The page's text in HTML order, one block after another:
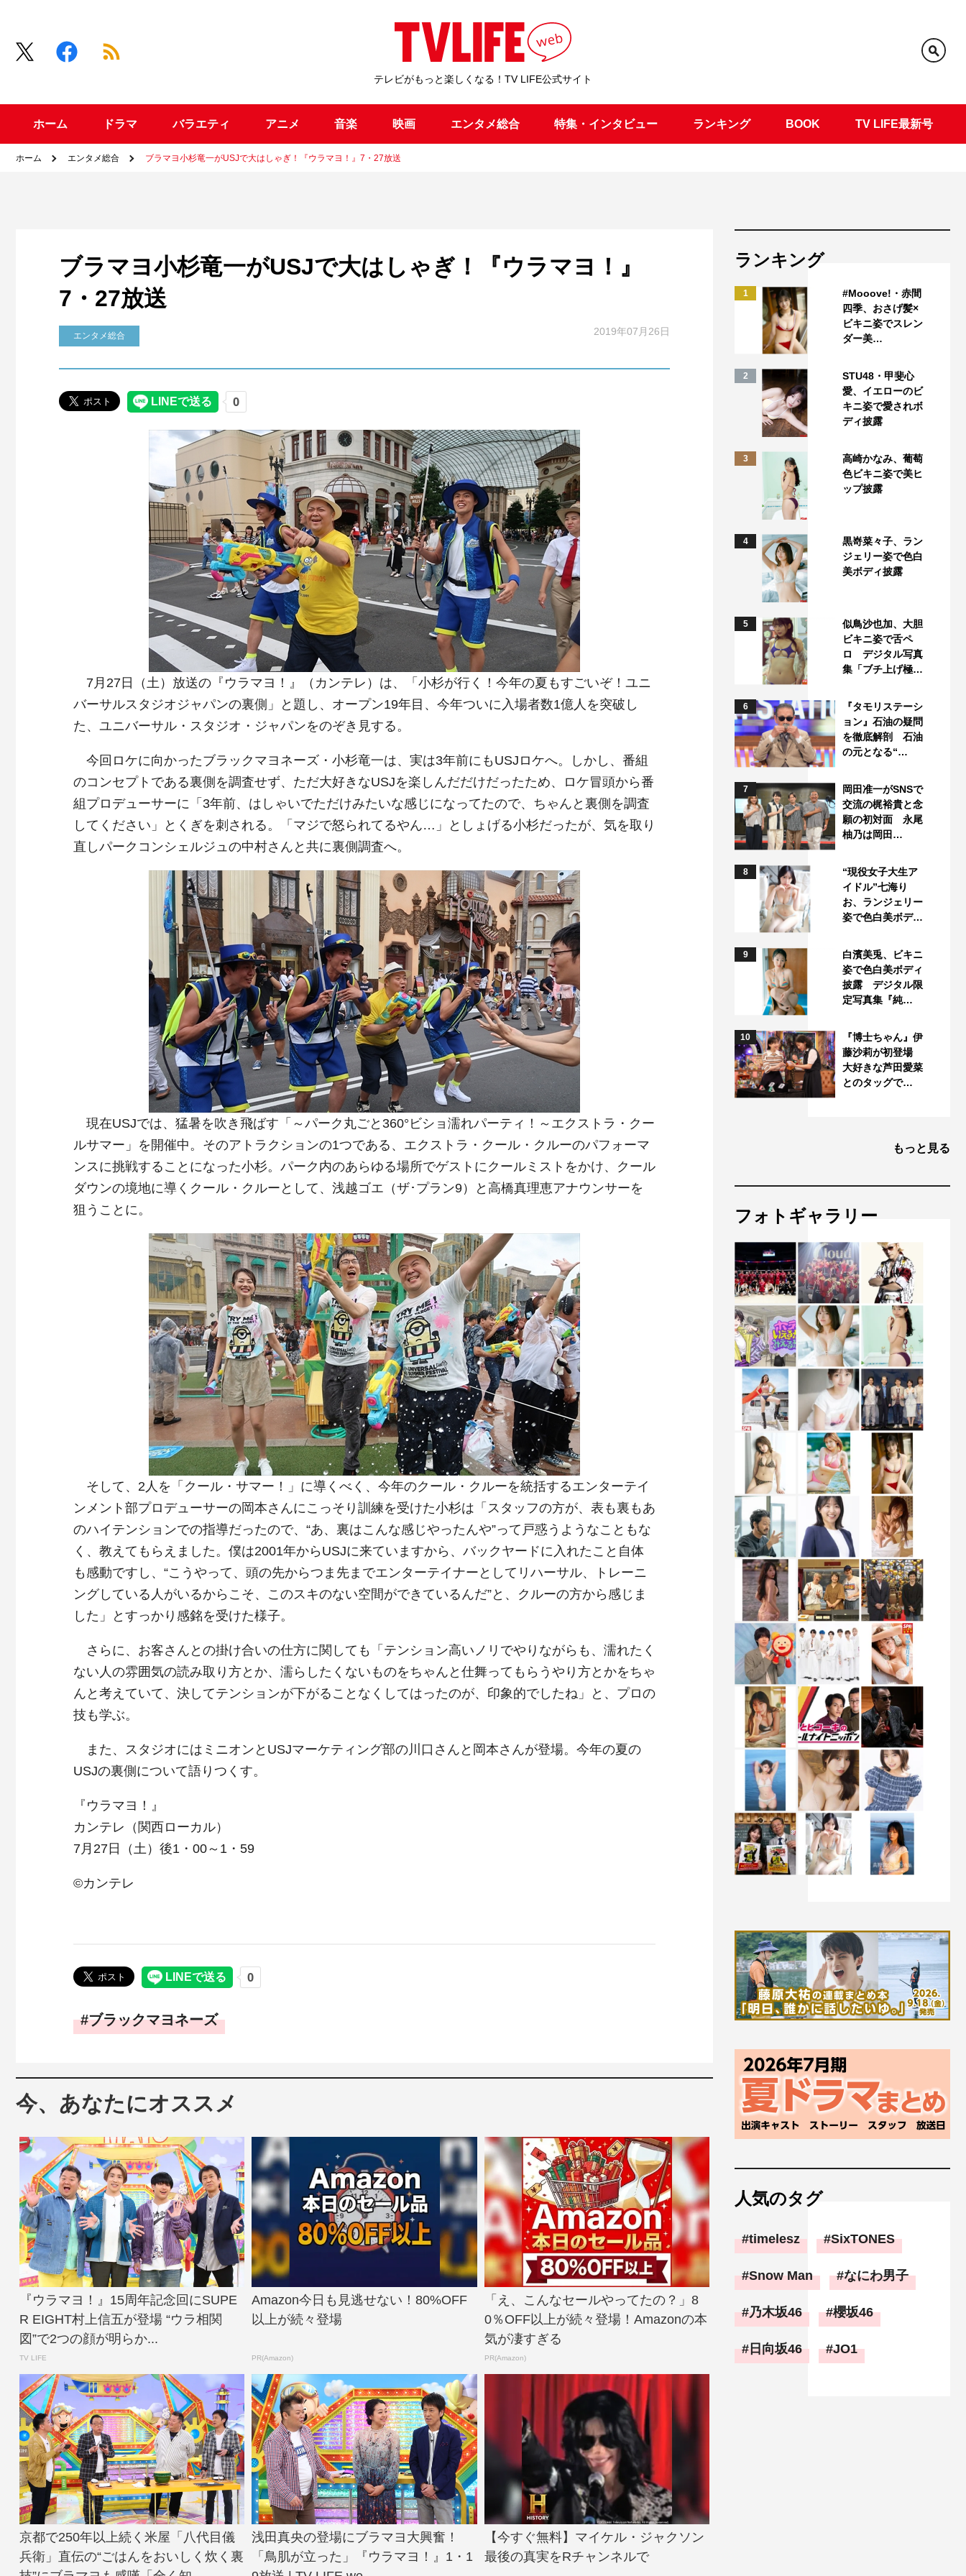
テレビがもっと楽しくなる！TV LIFE公式サイト
ホーム ドラマ バラエティ アニメ 音楽 映画 エンタメ総合 特集・インタビュー ランキング BOOK TV LIFE最新号
ホーム エンタメ総合 ブラマヨ小杉竜一がUSJで大はしゃぎ！『ウラマヨ！』7・27放送
ブラマヨ小杉竜一がUSJで大はしゃぎ！『ウラマヨ！』
7・27放送
エンタメ総合 2019年07月26日
7月27日（土）放送の『ウラマヨ！』（カンテレ）は、「小杉が行く！今年の夏もすごいぞ！ユニ
バーサルスタジオジャパンの裏側」と題し、オープン19年目、今年ついに入場者数1億人を突破し
た、ユニバーサル・スタジオ・ジャパンをのぞき見する。
今回ロケに向かったブラックマヨネーズ・小杉竜一は、実は3年前にもUSJロケへ。しかし、番組
のコンセプトである裏側を調査せず、ただ大好きなUSJを楽しんだだけだったため、ロケ冒頭から番
組プロデューサーに「3年前、はしゃいでただけみたいな感じになってたので、ちゃんと裏側を調査
してください」とくぎを刺される。「マジで怒られてるやん…」としょげる小杉だったが、気を取り
直しパークコンシェルジュの中村さんと共に裏側調査へ。
現在USJでは、猛暑を吹き飛ばす「～パーク丸ごと360°ビショ濡れパーティ！～エクストラ・クー
ルサマー」を開催中。そのアトラクションの1つである、エクストラ・クール・クルーのパフォーマ
ンスに挑戦することになった小杉。パーク内のあらゆる場所でゲストにクールミストをかけ、クール
ダウンの境地に導くクール・クルーとして、浅越ゴエ（ザ･プラン9）と高橋真理恵アナウンサーを
狙うことに。
そして、2人を「クール・サマー！」に導くべく、今年のクール・クルーを統括するエンターテイ
ンメント部プロデューサーの岡本さんにこっそり訓練を受けた小杉は「スタッフの方が、表も裏もあ
のハイテンションでの指導だったので、“あ、裏はこんな感じやったんや”って戸惑うようなこともな
く、教えてもらえました。僕は2001年からUSJに来ていますから、バックヤードに入れたこと自体
も感動ですし、“こうやって、頭の先からつま先までエンターテイナーとしてリハーサル、トレーニ
ングしている人がいるからこそ、このスキのない空間ができているんだ”と、クルーの方から感じま
した」とすっかり感銘を受けた様子。
さらに、お客さんとの掛け合いの仕方に関しても「テンション高いノリでやりながらも、濡れたく
ない人の雰囲気の読み取り方とか、濡らしたくないものをちゃんと仕舞ってもらうやり方とかをちゃ
んと考えていて、決してテンションが下がることなくしてはったのが、印象的でしたね」と、プロの
技も学ぶ。
また、スタジオにはミニオンとUSJマーケティング部の川口さんと岡本さんが登場。今年の夏の
USJの裏側について語りつくす。
『ウラマヨ！』
カンテレ（関西ローカル）
7月27日（土）後1・00～1・59
©カンテレ
ブラックマヨネーズ
今、あなたにオススメ
『ウラマヨ！』15周年記念回にSUPE
R EIGHT村上信五が登場 “ウラ相関
図”で2つの顔が明らか...
TV LIFE
Amazon今日も見逃せない！80%OFF
以上が続々登場
PR(Amazon)
「え、こんなセールやってたの？」8
0％OFF以上が続々登場！Amazonの本
気が凄すぎる
PR(Amazon)
京都で250年以上続く米屋「八代目儀
兵衛」直伝の“ごはんをおいしく炊く裏
浅田真央の登場にブラマヨ大興奮！
「鳥肌が立った」『ウラマヨ！』1・1
【今すぐ無料】マイケル・ジャクソン
最後の真実をRチャンネルで
ランキング
1
#Mooove!・赤間
四季、おさげ髪×
ビキニ姿でスレン
ダー美…
2
STU48・甲斐心
愛、イエローのビ
キニ姿で愛されボ
ディ披露
3
高崎かなみ、葡萄
色ビキニ姿で美ヒ
ップ披露
4
黒嵜菜々子、ラン
ジェリー姿で色白
美ボディ披露
5
似鳥沙也加、大胆
ビキニ姿で舌ペ
ロ デジタル写真
集「ブチ上げ極…
6
『タモリステーシ
ョン』石油の疑問
を徹底解剖 石油
の元となる“…
7
岡田准一がSNSで
交流の梶裕貴と念
願の初対面 永尾
柚乃は岡田…
8
“現役女子大生ア
イドル”七海り
お、ランジェリー
姿で色白美ボデ…
9
白濱美兎、ビキニ
姿で色白美ボディ
披露 デジタル限
定写真集『純…
10
『博士ちゃん』伊
藤沙莉が初登場
大好きな芦田愛菜
とのタッグで…
もっと見る
フォトギャラリー
人気のタグ
timelesz SixTONES
Snow Man なにわ男子
乃木坂46 櫻坂46
日向坂46 JO1